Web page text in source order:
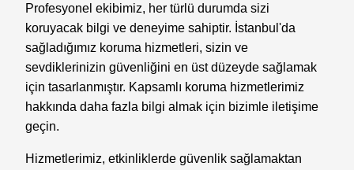
Profesyonel ekibimiz, her türlü durumda sizi
koruyacak bilgi ve deneyime sahiptir. İstanbul'da
sağladığımız koruma hizmetleri, sizin ve
sevdiklerinizin güvenliğini en üst düzeyde sağlamak
için tasarlanmıştır. Kapsamlı koruma hizmetlerimiz
hakkında daha fazla bilgi almak için bizimle iletişime
geçin.
Hizmetlerimiz, etkinliklerde güvenlik sağlamaktan